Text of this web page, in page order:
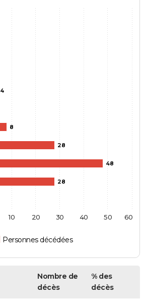
4
8
28
48
28
Personnes décédées
10 20 30 40 50 60
Nombre de
décès
% des
décès